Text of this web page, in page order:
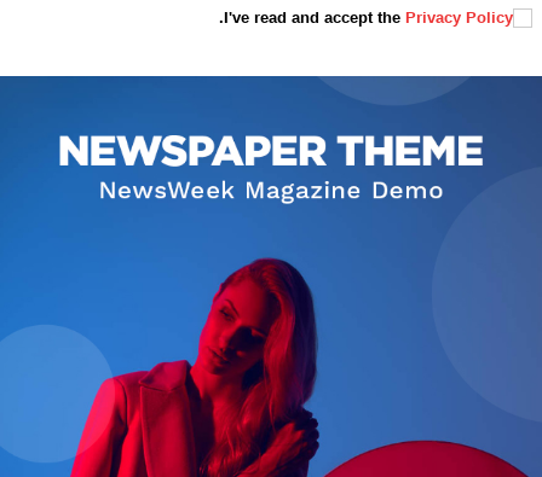
بىز كىم؟
I've read and accept the Privacy Policy
.